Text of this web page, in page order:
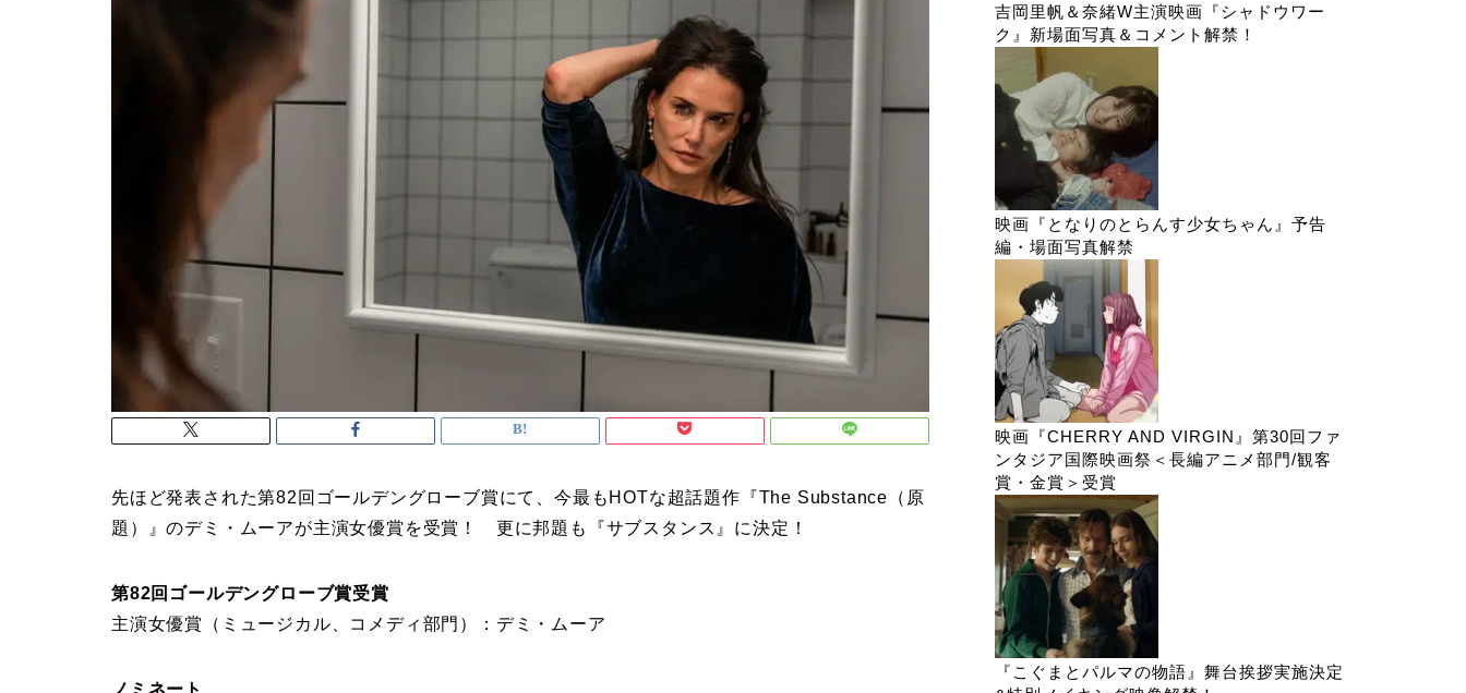
先ほど発表された第82回ゴールデングローブ賞にて、今最もHOTな超話題作『The Substance（原
題）』のデミ・ムーアが主演女優賞を受賞！ 更に邦題も『サブスタンス』に決定！
第82回ゴールデングローブ賞受賞
主演女優賞（ミュージカル、コメディ部門）：デミ・ムーア
吉岡里帆＆奈緒W主演映画『シャドウワー
ク』新場面写真＆コメント解禁！
映画『となりのとらんす少女ちゃん』予告
編・場面写真解禁
映画『CHERRY AND VIRGIN』第30回ファ
ンタジア国際映画祭＜長編アニメ部門/観客
賞・金賞＞受賞
『こぐまとパルマの物語』舞台挨拶実施決定